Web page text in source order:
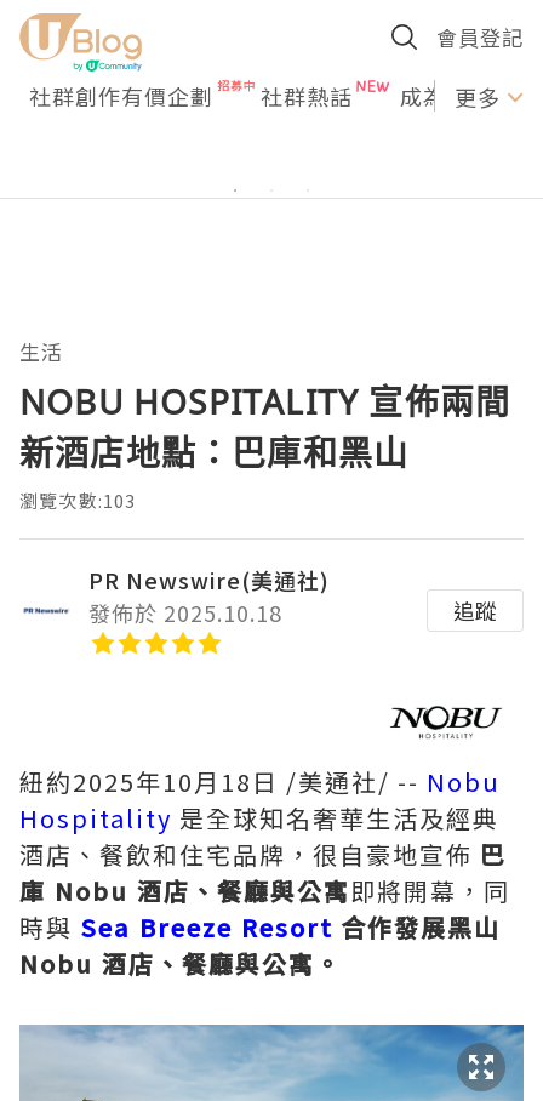
會員登記
社群創作有價企劃 社群熱話 成為U更多
生活
NOBU HOSPITALITY 宣佈兩間
新酒店地點：巴庫和黑山
瀏覽次數:103
PR Newswire(美通社)
發佈於 2025.10.18
追蹤
紐約2025年10月18日 /美通社/ -- Nobu
Hospitality 是全球知名奢華生活及經典
酒店、餐飲和住宅品牌，很自豪地宣佈 巴
庫 Nobu 酒店、餐廳與公寓即將開幕，同
時與 Sea Breeze Resort 合作發展黑山
Nobu 酒店、餐廳與公寓。